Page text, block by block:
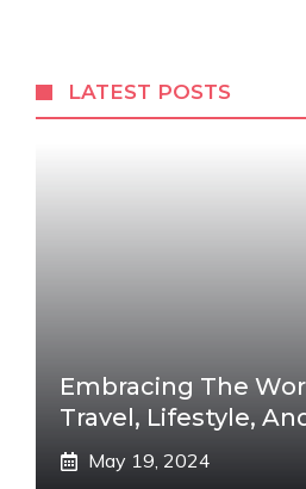
LATEST POSTS
Embracing The
Travel, Lifestyle,
May 19, 2024